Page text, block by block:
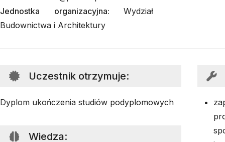
Jednostka organizacyjna: Wydział
Budownictwa i Architektury
Uczestnik otrzymuje:
Dyplom ukończenia studiów podyplomowych
Wiedza: